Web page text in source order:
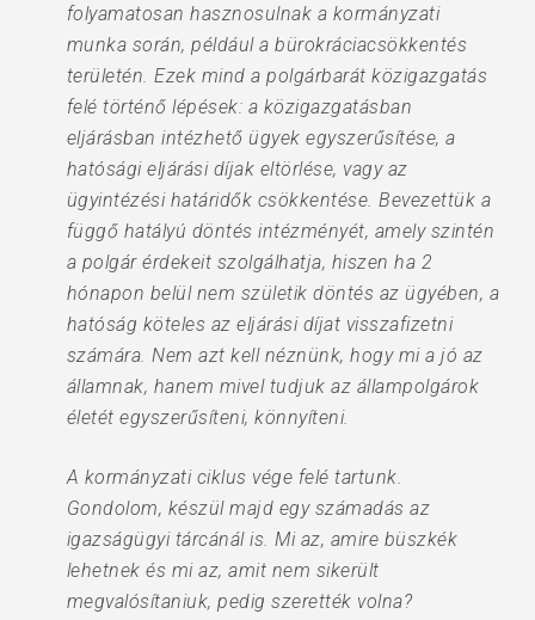
folyamatosan hasznosulnak a kormányzati
munka során, például a bürokráciacsökkentés
területén. Ezek mind a polgárbarát közigazgatás
felé történő lépések: a közigazgatásban
eljárásban intézhető ügyek egyszerűsítése, a
hatósági eljárási díjak eltörlése, vagy az
ügyintézési határidők csökkentése. Bevezettük a
függő hatályú döntés intézményét, amely szintén
a polgár érdekeit szolgálhatja, hiszen ha 2
hónapon belül nem születik döntés az ügyében, a
hatóság köteles az eljárási díjat visszafizetni
számára. Nem azt kell néznünk, hogy mi a jó az
államnak, hanem mivel tudjuk az állampolgárok
életét egyszerűsíteni, könnyíteni.
A kormányzati ciklus vége felé tartunk.
Gondolom, készül majd egy számadás az
igazságügyi tárcánál is. Mi az, amire büszkék
lehetnek és mi az, amit nem sikerült
megvalósítaniuk, pedig szerették volna?